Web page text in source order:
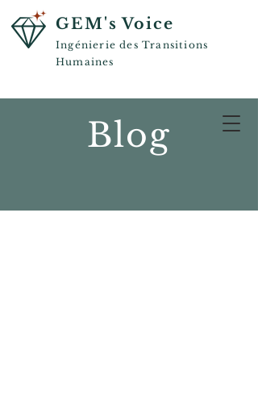
GEM's Voice
Ingénierie des Transitions
Humaines
Blog